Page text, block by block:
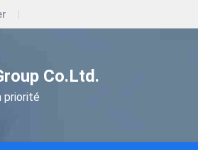
Co.Ltd.
priorité